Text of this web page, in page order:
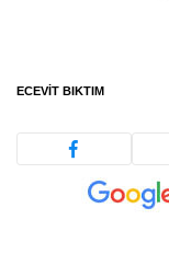
ECEVIT BIKTIM